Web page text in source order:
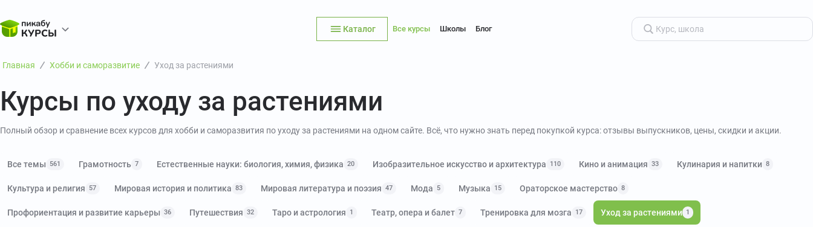
Каталог Все курсы Школы Блог
Главная Хобби и саморазвитие Уход за растениями
Курсы по уходу за растениями
Полный обзор и сравнение всех курсов для хобби и саморазвития по уходу за растениями на одном сайте. Всё, что нужно знать перед покупкой курса: отзывы выпускников, цены, скидки и акции.
Показать описание
Все темы 561 Грамотность 7 Естественные науки: биология, химия, физика 20 Изобразительное искусство и архитектура 110 Кино и анимация 33 Кулинария и напитки 8
Культура и религия 57 Мировая история и политика 83 Мировая литература и поэзия 47 Мода 5 Музыка 15 Ораторское мастерство 8
Профориентация и развитие карьеры 36 Путешествия 32 Таро и астрология 1 Театр, опера и балет 7 Тренировка для мозга 17 Уход за растениями 1